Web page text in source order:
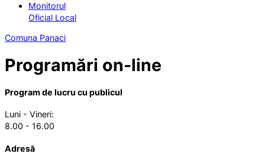
Monitorul
Oficial Local
Comuna Panaci
Programări on-line
Program de lucru cu publicul
Luni - Vineri:
8.00 - 16.00
Adresă